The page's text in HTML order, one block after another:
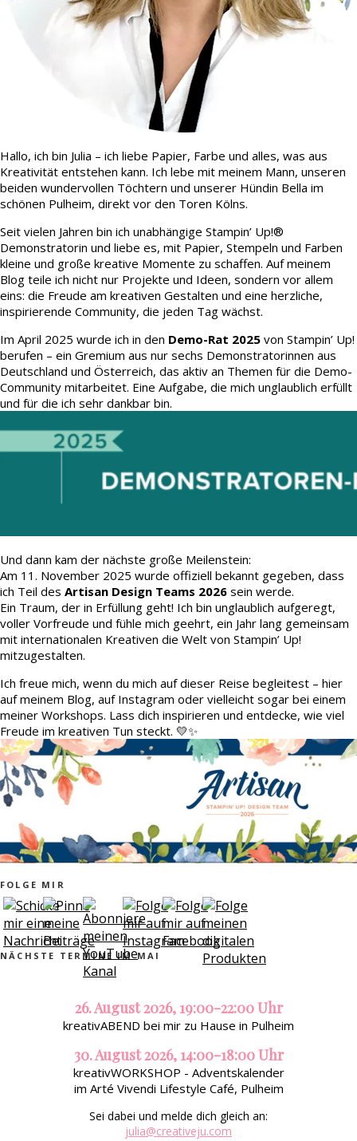
Hallo, ich bin Julia – ich liebe Papier, Farbe und alles, was aus
Kreativität entstehen kann. Ich lebe mit meinem Mann, unseren
beiden wundervollen Töchtern und unserer Hündin Bella im
schönen Pulheim, direkt vor den Toren Kölns.
Seit vielen Jahren bin ich unabhängige Stampin’ Up!®
Demonstratorin und liebe es, mit Papier, Stempeln und Farben
kleine und große kreative Momente zu schaffen. Auf meinem
Blog teile ich nicht nur Projekte und Ideen, sondern vor allem
eins: die Freude am kreativen Gestalten und eine herzliche,
inspirierende Community, die jeden Tag wächst.
Im April 2025 wurde ich in den Demo-Rat 2025 von Stampin’ Up!
berufen – ein Gremium aus nur sechs Demonstratorinnen aus
Deutschland und Österreich, das aktiv an Themen für die Demo-
Community mitarbeitet. Eine Aufgabe, die mich unglaublich erfüllt
und für die ich sehr dankbar bin.
Und dann kam der nächste große Meilenstein:
Am 11. November 2025 wurde offiziell bekannt gegeben, dass
ich Teil des Artisan Design Teams 2026 sein werde.
Ein Traum, der in Erfüllung geht! Ich bin unglaublich aufgeregt,
voller Vorfreude und fühle mich geehrt, ein Jahr lang gemeinsam
mit internationalen Kreativen die Welt von Stampin’ Up!
mitzugestalten.
Ich freue mich, wenn du mich auf dieser Reise begleitest – hier
auf meinem Blog, auf Instagram oder vielleicht sogar bei einem
meiner Workshops. Lass dich inspirieren und entdecke, wie viel
Freude im kreativen Tun steckt. 💛✨
FOLGE MIR
NÄCHSTE TERMINE IM MAI
26. August 2026, 19:00-22:00 Uhr
kreativABEND bei mir zu Hause in Pulheim
30. August 2026, 14:00-18:00 Uhr
kreativWORKSHOP - Adventskalender
im Arté Vivendi Lifestyle Café, Pulheim
Sei dabei und melde dich gleich an:
julia@creativeju.com